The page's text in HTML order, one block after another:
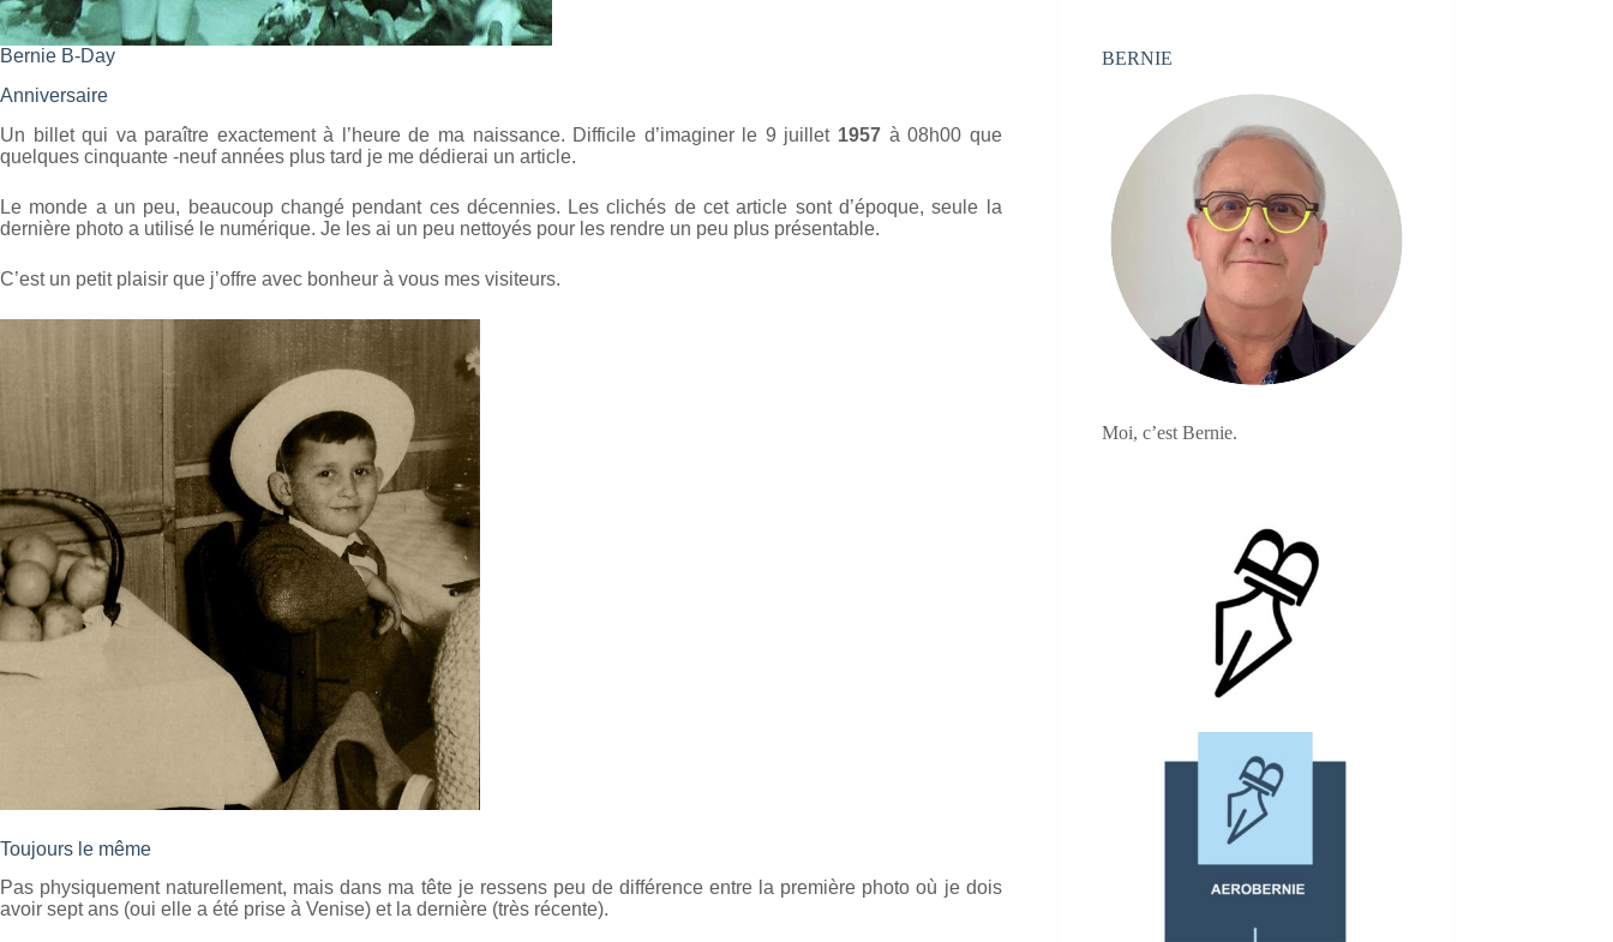
Bernie B-Day
Anniversaire
Un billet qui va paraître exactement à l’heure de ma naissance. Difficile d’imaginer le 9 juillet 1957à 08h00 que
quelques cinquante -neuf années plus tard je me dédierai un article.
Le monde a un peu, beaucoup changé pendant ces décennies. Les clichés de cet article sont d’époque, seule la
dernière photo a utilisé le numérique. Je les ai un peu nettoyés pour les rendre un peu plus présentable.
C’est un petit plaisir que j’offre avec bonheur à vous mes visiteurs.
Toujours le même
Pas physiquement naturellement, mais dans ma tête je ressens peu de différence entre la première photo où je dois
avoir sept ans (oui elle a été prise à Venise) et la dernière (très récente).
BERNIE
Moi, c’est Bernie.